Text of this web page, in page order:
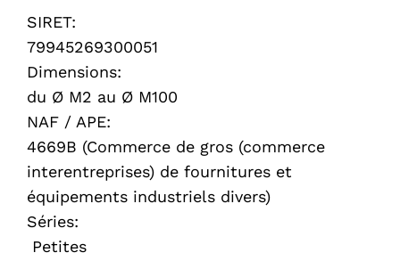
SIRET:
79945269300051
Dimensions:
du Ø M2 au Ø M100
NAF / APE:
4669B (Commerce de gros (commerce
interentreprises) de fournitures et
équipements industriels divers)
Séries:
Petites